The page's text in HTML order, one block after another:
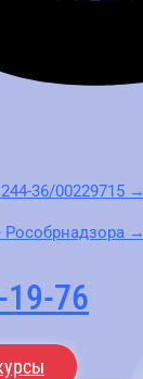
36/00229715 →
Рособрнадзора →
76